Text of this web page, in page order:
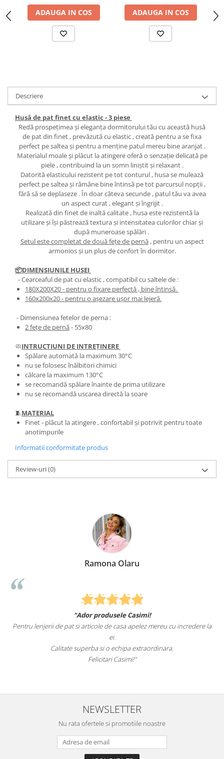
ADAUGA IN COS ADAUGA IN COS
Descriere
Husă de pat finet cu elastic - 3 piese
Redă prospețimea și eleganța dormitorului tău cu această husă
de pat din finet , prevăzută cu elastic , creată pentru a se fixa
perfect pe saltea și pentru a menține patul mereu bine aranjat .
Materialul moale și plăcut la atingere oferă o senzație delicată pe
piele , contribuind la un somn liniștit și relaxant .
Datorită elasticului rezistent pe tot conturul , husa se mulează
perfect pe saltea și rămâne bine întinsă pe tot parcursul nopții ,
fără să se deplaseze . În doar câteva secunde , patul tău va avea
un aspect curat , elegant și îngrijit .
Realizată din finet de inaltă calitate , husa este rezistentă la
utilizare și își păstrează textura și intensitatea culorilor chiar și
după muneroase spălări .
Setul este completat de două fețe de pernă, pentru un aspect
armonios și un plus de confort în dormitor.
📦DIMENSIUNILE HUSEI
- Cearceaful de pat cu elastic , compatibil cu saltele de :
180X200X20- pentru o fixare perfectă , bine întinsă.
​​​​160x200x20- pentru o așezare ușor mai lejeră.
- Dimensiunea fetelor de perna :
2 fețe de pernă- 55x80
🧼INTRUCTIUNI DE INTREȚINERE
Spălare automată la maximum 30°C
nu se folosesc înălbitori chimici
călcare la maximum 130°C
se recomandă spălare înainte de prima utilizare
nu se recomandă uscarea directă la soare
🧵MATERIAL
Finet - plăcut la atingere , confortabil și potrivit pentru toate
anotimpurile
Informatii conformitate produs
Review-uri(0)
Ramona Olaru
"Ador produsele Casimi!
Pentru lenjerii de pat si articole de casa apelez mereu cu incredere la
ei.
Calitate superba si o echipa extraordinara.
Felicitari Casimi!"
NEWSLETTER
Nu rata ofertele si promotiile noastre